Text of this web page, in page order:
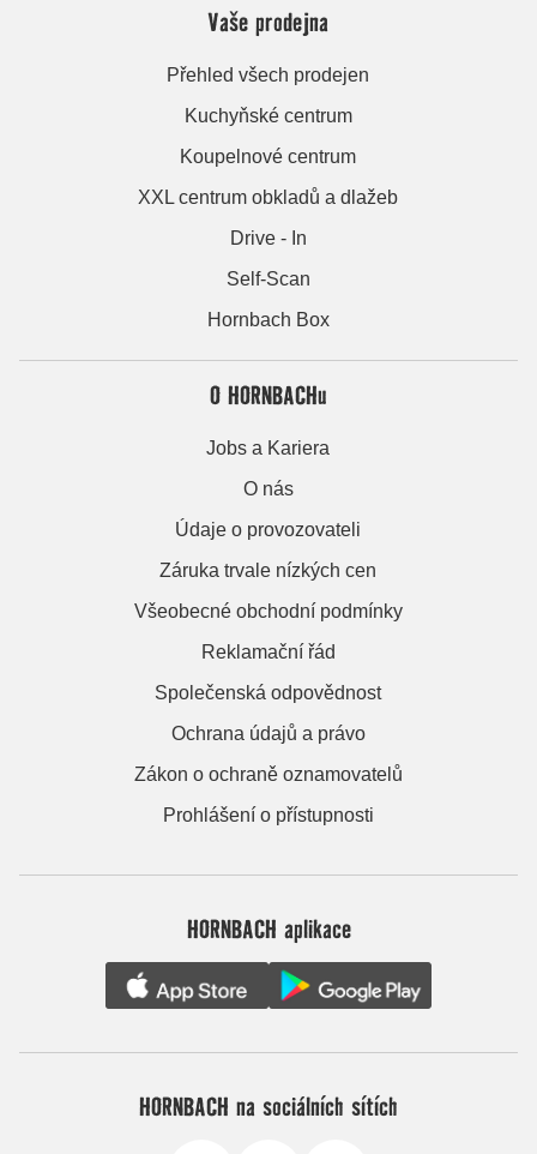
Vaše prodejna
Přehled všech prodejen
Kuchyňské centrum
Koupelnové centrum
XXL centrum obkladů a dlažeb
Drive - In
Self-Scan
Hornbach Box
O HORNBACHu
Jobs a Kariera
O nás
Údaje o provozovateli
Záruka trvale nízkých cen
Všeobecné obchodní podmínky
Reklamační řád
Společenská odpovědnost
Ochrana údajů a právo
Zákon o ochraně oznamovatelů
Prohlášení o přístupnosti
HORNBACH aplikace
HORNBACH na sociálních sítích